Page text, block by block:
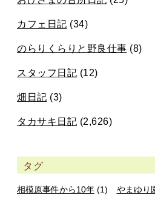
カフェ日記 (34)
のらりくらりと野良仕事 (8)
スタッフ日記 (12)
畑日記 (3)
タカサキ日記 (2,626)
タグ
相模原事件から10年 (1) やまゆり